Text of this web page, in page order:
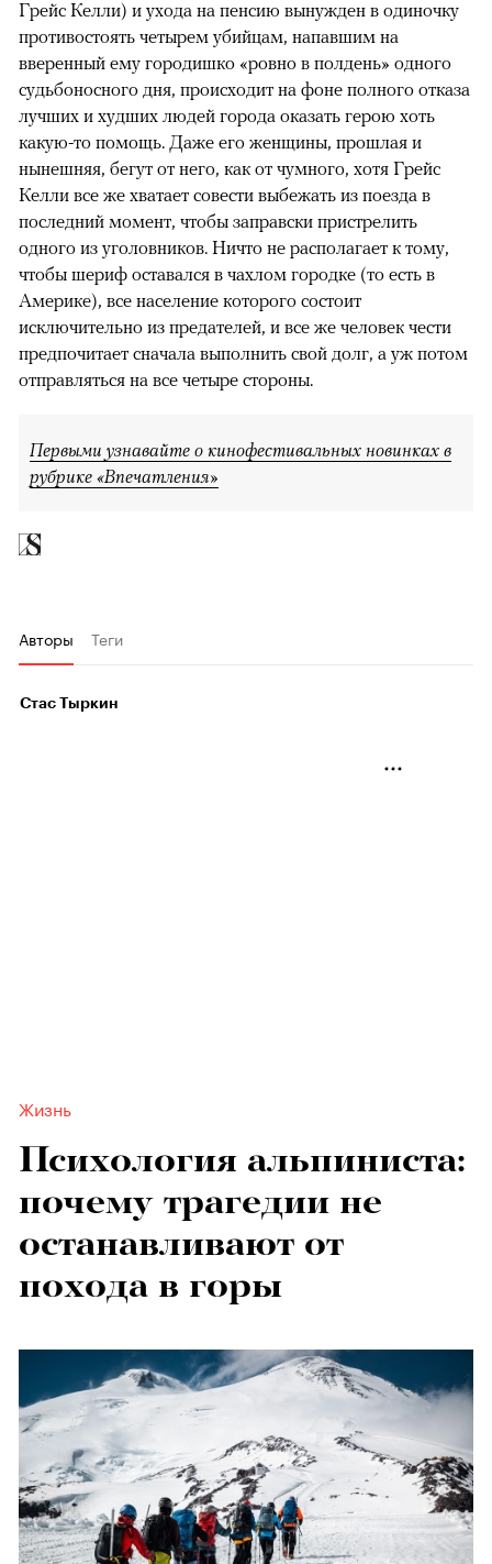
Грейс Келли) и ухода на пенсию вынужден в одиночку
противостоять четырем убийцам, напавшим на
вверенный ему городишко «ровно в полдень» одного
судьбоносного дня, происходит на фоне полного отказа
лучших и худших людей города оказать герою хоть
какую-то помощь. Даже его женщины, прошлая и
нынешняя, бегут от него, как от чумного, хотя Грейс
Келли все же хватает совести выбежать из поезда в
последний момент, чтобы заправски пристрелить
одного из уголовников. Ничто не располагает к тому,
чтобы шериф оставался в чахлом городке (то есть в
Америке), все население которого состоит
исключительно из предателей, и все же человек чести
предпочитает сначала выполнить свой долг, а уж потом
отправляться на все четыре стороны.
Первыми узнавайте о кинофестивальных новинках в
рубрике «Впечатления»
Авторы Теги
Стас Тыркин
Жизнь
Психология альпиниста:
почему трагедии не
останавливают от
похода в горы